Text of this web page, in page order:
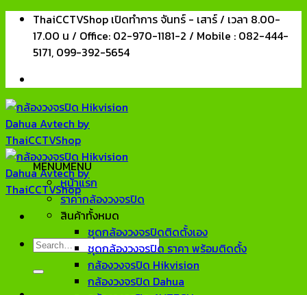
Skip
content
ThaiCCTVShop เปิดทำการ จันทร์ - เสาร์ / เวลา 8.00-
17.00 น / Office: 02-970-1181-2 / Mobile : 082-444-
5171, 099-392-5654
Search
MENUMENU
หน้าแรก
ราคากล้องวงจรปิด
สินค้าทั้งหมด
ชุดกล้องวงจรปิดติดตั้งเอง
ชุดกล้องวงจรปิด ราคา พร้อมติดตั้ง
กล้องวงจรปิด Hikvision
กล้องวงจรปิด Dahua